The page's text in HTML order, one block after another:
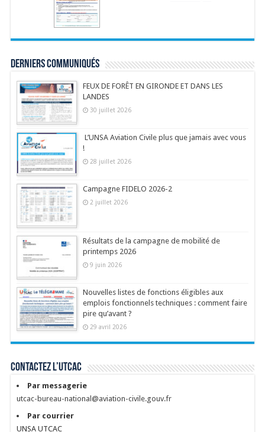
Derniers communiqués
FEUX DE FORÊT EN GIRONDE ET DANS LES
LANDES
30 juillet 2026
L’UNSA Aviation Civile plus que jamais avec vous
!
28 juillet 2026
Campagne FIDELO 2026-2
2 juillet 2026
Résultats de la campagne de mobilité de
printemps 2026
9 juin 2026
Nouvelles listes de fonctions éligibles aux
emplois fonctionnels techniques : comment faire
pire qu’avant ?
29 avril 2026
Contactez l’UTCAC
Par messagerie
utcac-bureau-national@aviation-civile.gouv.fr
Par courrier
UNSA UTCAC